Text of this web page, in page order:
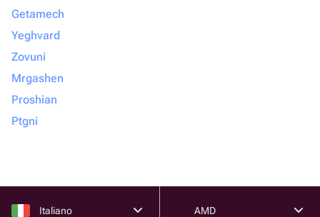
Getamech
Yeghvard
Zovuni
Mrgashen
Proshian
Ptgni
Italiano AMD